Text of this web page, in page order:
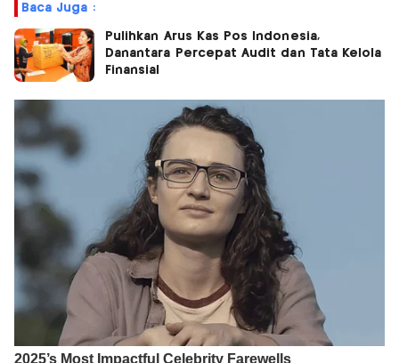
Baca Juga :
Pulihkan Arus Kas Pos Indonesia,
Danantara Percepat Audit dan Tata Kelola
Finansial